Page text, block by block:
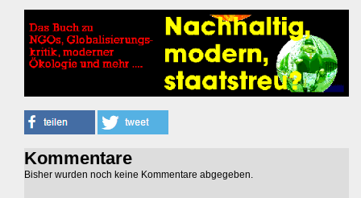
Kommentare
Bisher wurden noch keine Kommentare abgegeben.